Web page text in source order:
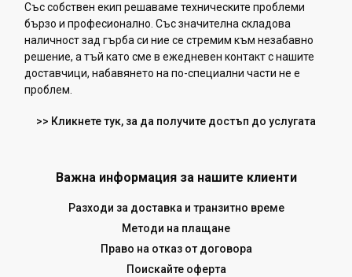
Със собствен екип решаваме техническите проблеми
бързо и професионално. Със значителна складова
наличност зад гърба си ние се стремим към незабавно
решение, а тъй като сме в ежедневен контакт с нашите
доставчици, набавянето на по-специални части не е
проблем.
>> Кликнете тук, за да получите достъп до услугата
Важна информация за нашите клиенти
Разходи за доставка и транзитно време
Методи на плащане
Право на отказ от договора
Поискайте оферта